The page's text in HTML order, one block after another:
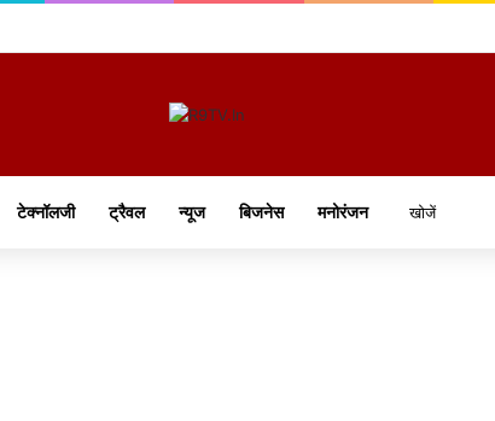
टेक्नॉलजी ट्रैवल न्यूज बिजनेस मनोरंजन